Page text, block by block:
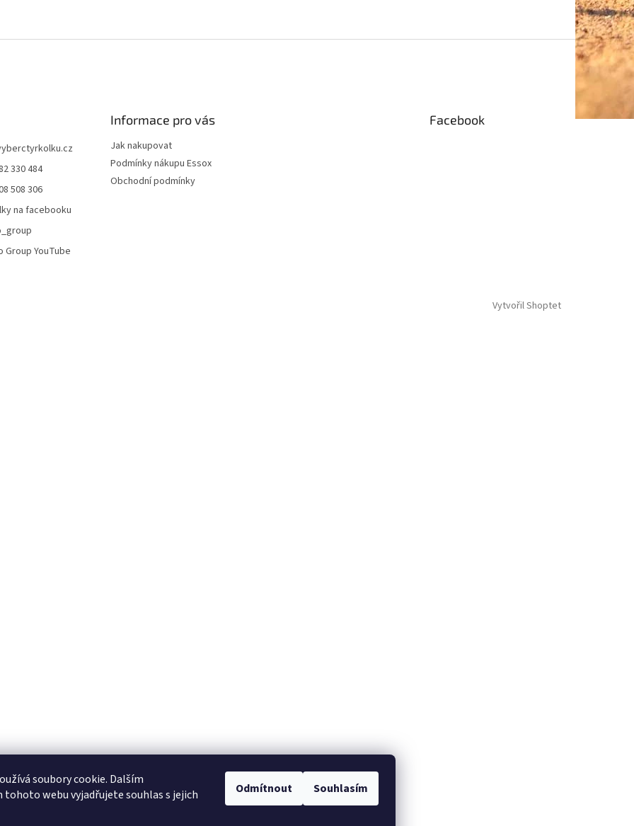
soubory cookie. Dalším
tohoto webu vyjadřujete souhlas s jejich
Odmítnout Souhlasím
330 484
508 306
na facebooku
Group YouTube
Informace pro vás
Jak nakupovat
Podmínky nákupu Essox
Obchodní podmínky
Facebook
Vytvořil Shoptet